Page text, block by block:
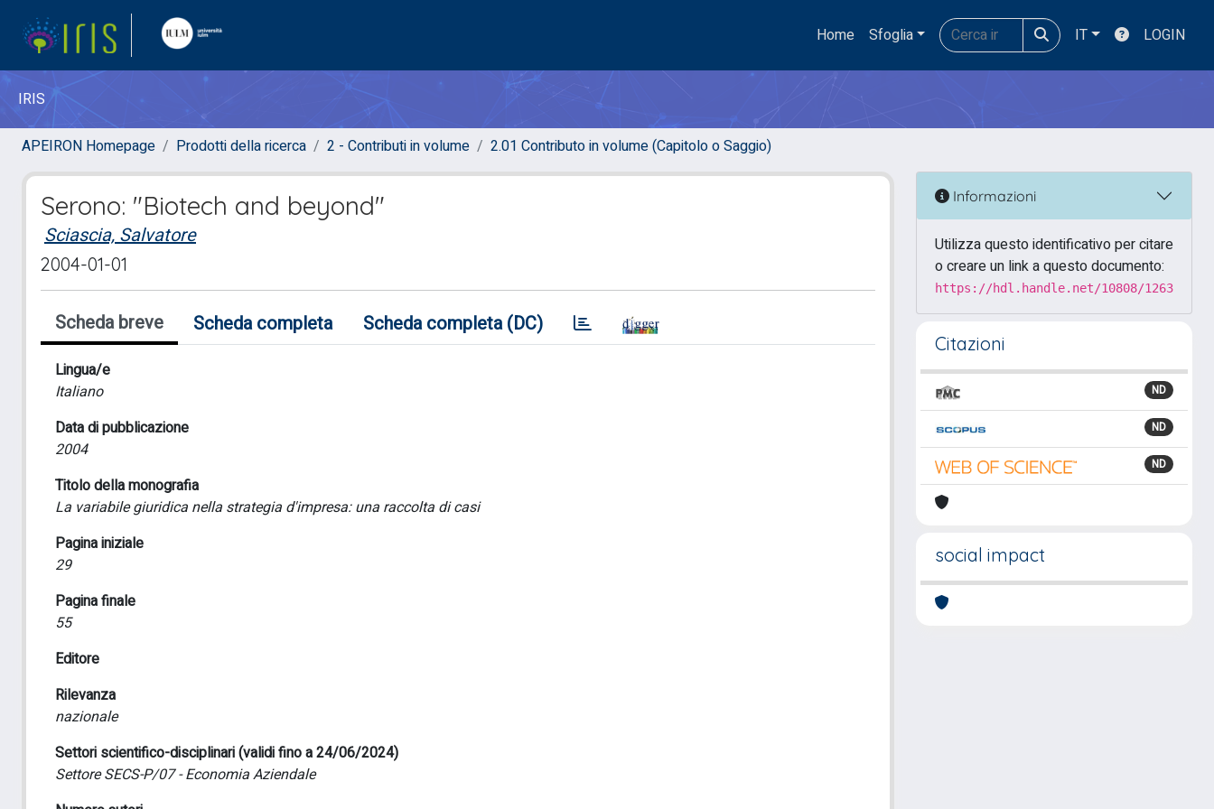
Home Sfoglia IT LOGIN
IRIS
APEIRON Homepage Prodotti della ricerca 2 - Contributi in volume 2.01 Contributo in volume (Capitolo o Saggio)
Serono: "Biotech and beyond"
Sciascia, Salvatore
2004-01-01
Scheda breve Scheda completa Scheda completa (DC)
Lingua/e
Italiano
Data di pubblicazione
2004
Titolo della monografia
La variabile giuridica nella strategia d'impresa: una raccolta di casi
Pagina iniziale
29
Pagina finale
55
Editore
Rilevanza
nazionale
Settori scientifico-disciplinari (validi fino a 24/06/2024)
Settore SECS-P/07 - Economia Aziendale
Informazioni
Utilizza questo identificativo per citare
o creare un link a questo documento:
https://hdl.handle.net/10808/1263
Citazioni
ND
ND
ND
social impact